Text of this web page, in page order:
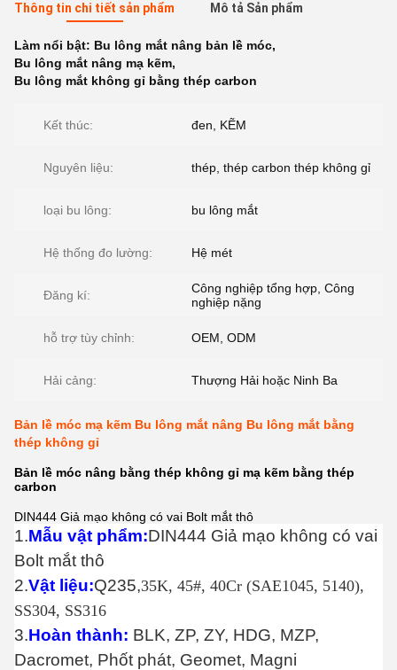
Thông tin chi tiết sản phẩm Mô tả Sản phẩm
Làm nổi bật: Bu lông mắt nâng bản lề móc,
Bu lông mắt nâng mạ kẽm,
Bu lông mắt không gỉ bằng thép carbon
Kết thúc: đen, KẼM
Nguyên liệu: thép, thép carbon thép không gỉ
loại bu lông: bu lông mắt
Hệ thống đo lường: Hệ mét
Đăng kí:
Công nghiệp tổng hợp, Công
nghiệp nặng
hỗ trợ tùy chỉnh: OEM, ODM
Hải cảng: Thượng Hải hoặc Ninh Ba
Bản lề móc mạ kẽm Bu lông mắt nâng Bu lông mắt bằng
thép không gỉ
Bản lề móc nâng bằng thép không gỉ mạ kẽm bằng thép
carbon
DIN444 Giả mạo không có vai Bolt mắt thô
1.Mẫu vật phẩm:DIN444 Giả mạo không có vai
Bolt mắt thô
2.Vật liệu:Q235,35K, 45#, 40Cr (SAE1045, 5140),
SS304, SS316
3.Hoàn thành: BLK, ZP, ZY, HDG, MZP,
Dacromet, Phốt phát, Geomet, Magni